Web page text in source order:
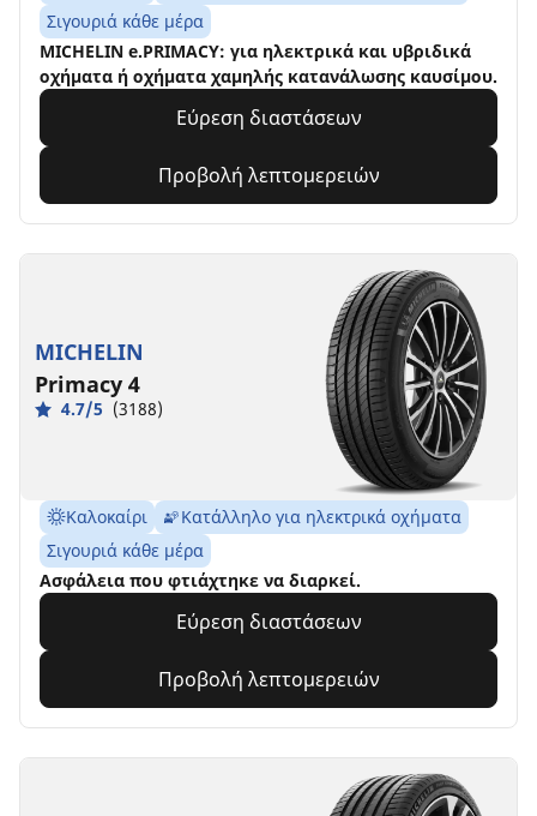
Σιγουριά κάθε μέρα
MICHELIN e.PRIMACY: για ηλεκτρικά και υβριδικά
οχήματα ή οχήματα χαμηλής κατανάλωσης καυσίμου.
Εύρεση διαστάσεων
Προβολή λεπτομερειών
MICHELIN
Primacy 4
4.7/5 (3188)
Καλοκαίρι
Κατάλληλο για ηλεκτρικά οχήματα
Σιγουριά κάθε μέρα
Ασφάλεια που φτιάχτηκε να διαρκεί.
Εύρεση διαστάσεων
Προβολή λεπτομερειών